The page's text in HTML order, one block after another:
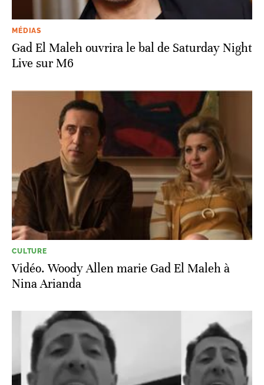
MÉDIAS
Gad El Maleh ouvrira le bal de Saturday Night
Live sur M6
CULTURE
Vidéo. Woody Allen marie Gad El Maleh à
Nina Arianda